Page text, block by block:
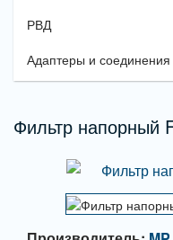
РВД
Адаптеры и соединения
Фильтр напорный